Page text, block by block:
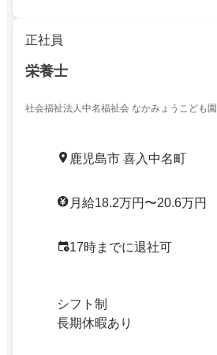
正社員
栄養士
社会福祉法人中名福祉会 なかみょうこども園
鹿児島市 喜入中名町
月給18.2万円〜20.6万円
17時までに退社可
シフト制
長期休暇あり